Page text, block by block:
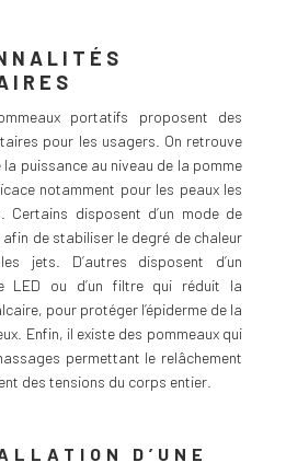
portatifs proposent des
pour les usagers. On retrouve
puissance au niveau de la pomme
notamment pour les peaux les
Certains disposent d’un mode de
de stabiliser le degré de chaleur
jets. D’autres disposent d’un
LED ou d’un filtre qui réduit la
pour protéger l’épiderme de la
Enfin, il existe des pommeaux qui
permettant le relâchement
des tensions du corps entier.
D’UNE